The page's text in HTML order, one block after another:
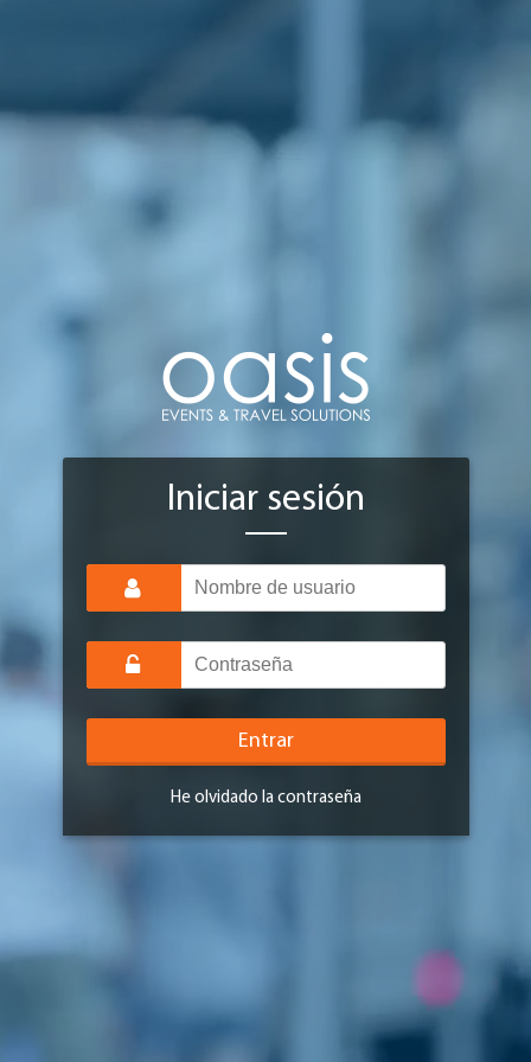
Iniciar sesión
Entrar
He olvidado la contraseña